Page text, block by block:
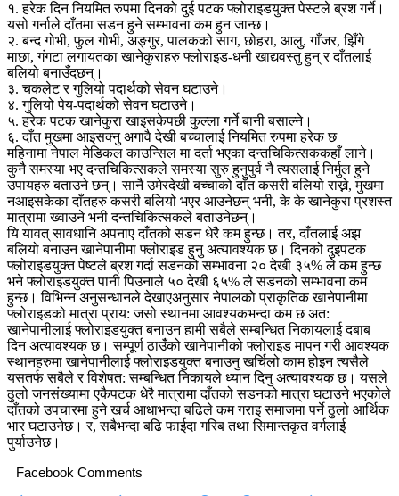
१. हरेक दिन नियमित रुपमा दिनको दुई पटक फ्लोराइडयुक्त पेस्टले ब्रश गर्ने।
यसो गर्नाले दाँतमा सडन हुने सम्भावना कम हुन जान्छ।
२. बन्द गोभी, फुल गोभी, अङ्गुर, पालकको साग, छोहरा, आलु, गाँजर, झिँगे
माछा, गंगटा लगायतका खानेकुराहरु फ्लोराइड-धनी खाद्यवस्तु हुन् र दाँतलाई
बलियो बनाउँदछन्।
३. चकलेट र गुलियो पदार्थको सेवन घटाउने।
४. गुलियो पेय-पदार्थको सेवन घटाउने।
५. हरेक पटक खानेकुरा खाइसकेपछी कुल्ला गर्ने बानी बसाल्ने।
६. दाँत मुखमा आइसक्नु अगावै देखी बच्चालाई नियमित रुपमा हरेक छ
महिनामा नेपाल मेडिकल काउन्सिल मा दर्ता भएका दन्तचिकित्सककहाँ लाने।
कुनै समस्या भए दन्तचिकित्सकले समस्या सुरु हुनुपुर्व नै त्यसलाई निर्मुल हुने
उपायहरु बताउने छन्। सानै उमेरदेखी बच्चाको दाँत कसरी बलियो राख्ने, मुखमा
नआइसकेका दाँतहरु कसरी बलियो भएर आउनेछन् भनी, के के खानेकुरा प्रशस्त
मात्रामा ख्वाउने भनी दन्तचिकित्सकले बताउनेछन्।
यि यावत् सावधानि अपनाए दाँतको सडन धेरै कम हुन्छ। तर, दाँतलाई अझ
बलियो बनाउन खानेपानीमा फ्लोराइड हुनु अत्यावश्यक छ। दिनको दुइपटक
फ्लोराइडयुक्त पेष्टले ब्रश गर्दा सडनको सम्भावना २० देखी ३५% ले कम हुन्छ
भने फ्लोराइडयुक्त पानी पिउनाले ५० देखी ६५% ले सडनको सम्भावना कम
हुन्छ। विभिन्न अनुसन्धानले देखाएअनुसार नेपालको प्राकृतिक खानेपानीमा
फ्लोराइडको मात्रा प्राय: जसो स्थानमा आवश्यकभन्दा कम छ अत:
खानेपानीलाई फ्लोराइडयुक्त बनाउन हामी सबैले सम्बन्धित निकायलाई दबाब
दिन अत्यावश्यक छ। सम्पूर्ण ठाउँंको खानेपानीको फ्लोराइड मापन गरी आवश्यक
स्थानहरुमा खानेपानीलाई फ्लोराइडयुक्त बनाउनु खर्चिलो काम होइन त्यसैले
यसतर्फ सबैले र विशेषत: सम्बन्धित निकायले ध्यान दिनु अत्यावश्यक छ। यसले
ठुलो जनसंख्यामा एकैपटक धेरै मात्रामा दाँतको सडनको मात्रा घटाउने भएकोले
दाँतको उपचारमा हुने खर्च आधाभन्दा बढिले कम गराइ समाजमा पर्ने ठुलो आर्थिक
भार घटाउनेछ। र, सबैभन्दा बढि फाईदा गरिब तथा सिमान्तकृत वर्गलाई
पुर्याउनेछ।
Facebook Comments